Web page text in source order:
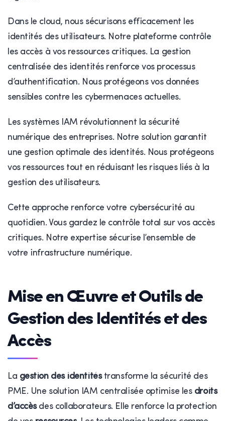
Dans le cloud, nous sécurisons efficacement les
identités des utilisateurs. Notre plateforme contrôle
les accès à vos ressources critiques. La gestion
centralisée des identités renforce vos processus
d’authentification. Nous protégeons vos données
sensibles contre les cybermenaces actuelles.
Les systèmes IAM révolutionnent la sécurité
numérique des entreprises. Notre solution garantit
une gestion optimale des identités. Nous protégeons
vos ressources tout en réduisant les risques liés à la
gestion des utilisateurs.
Cette approche renforce votre cybersécurité au
quotidien. Vous gardez le contrôle total sur vos accès
critiques. Notre expertise sécurise l’ensemble de
votre infrastructure numérique.
Mise en Œuvre et Outils de
Gestion des Identités et des
Accès
La gestion des identitéstransforme la sécurité des
PME. Une solution IAM centralisée optimise les droits
d’accèsdes collaborateurs. Elle renforce la protection